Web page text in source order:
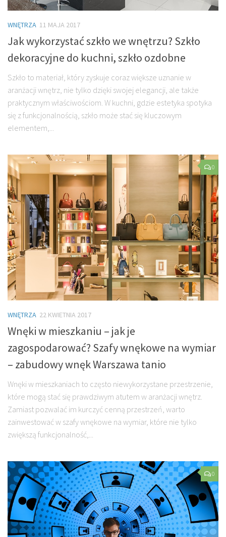
WNĘTRZA 11 MAJA 2017
Jak wykorzystać szkło we wnętrzu? Szkło
dekoracyjne do kuchni, szkło ozdobne
Szkło to materiał, który zyskuje coraz większe uznanie w
aranżacji wnętrz, nie tylko dzięki swojej elegancji, ale także
praktycznym właściwościom. W kuchni, gdzie estetyka spotyka
się z funkcjonalnością, szkło może stać się kluczowym
elementem,...
0
WNĘTRZA 22 KWIETNIA 2017
Wnęki w mieszkaniu – jak je
zagospodarować? Szafy wnękowe na wymiar
– zabudowy wnęk Warszawa tanio
Wnęki w mieszkaniach to często niewykorzystane przestrzenie,
które mogą stać się prawdziwym atutem w aranżacji wnętrz.
Zamiast pozwalać im kurczyć cenną przestrzeń, warto
zainwestować w szafy wnękowe na wymiar, które nie tylko
zwiększą funkcjonalność,...
0